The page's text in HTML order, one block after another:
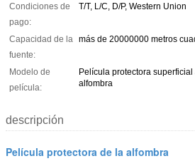
Condiciones de
pago:
T/T, L/C, D/P, Western Union
Capacidad de la
fuente:
más de 20000000 metros
Modelo de
película:
Película protectora
alfombra
descripción
Película protectora de la alfombra